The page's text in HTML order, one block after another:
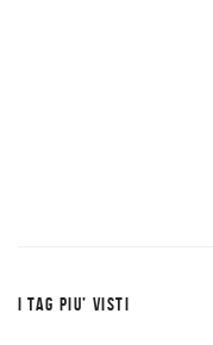
I TAG PIU’ VISTI